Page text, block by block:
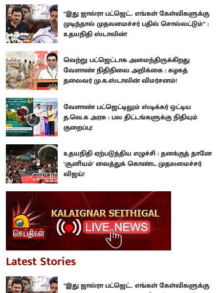
“இது ஜால்ரா பட்ஜெட்.. எங்கள் கேள்விகளுக்கு
முடிந்தால் முதலமைச்சர் பதில் சொல்லட்டும்” :
உதயநிதி ஸ்டாலின்!
வெற்று பட்ஜெட்டாக அமைந்திருக்கிறது
வேளாண் நிதிநிலை அறிக்கை : கழகத்
தலைவர் மு.க.ஸ்டாலின் விமர்சனம்!
வேளாண் பட்ஜெட்டிலும் ஸ்டிக்கர் ஒட்டிய
த.வெ.க அரசு : பல திட்டங்களுக்கு நிதியும்
குறைப்பு!
உதயநிதி ஏற்படுத்திய எழுச்சி : தனக்குத் தானே
‘சூனியம்' வைத்துக் கொண்ட முதலமைச்சர்
விஜய்!
Latest Stories
“இது ஜால்ரா பட்ஜெட்.. எங்கள் கேள்விகளுக்கு